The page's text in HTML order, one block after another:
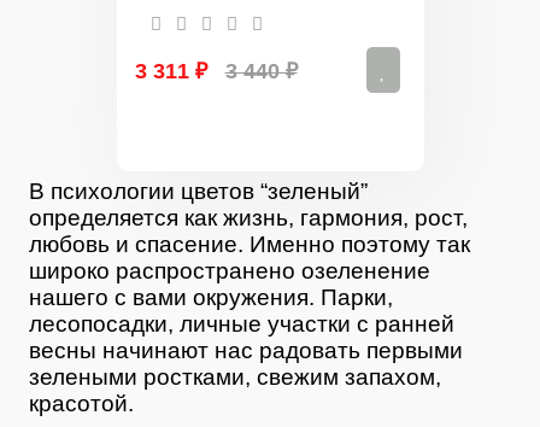
3 311 ₽ 3 440 ₽
В психологии цветов “зеленый”
определяется как жизнь, гармония, рост,
любовь и спасение. Именно поэтому так
широко распространено озеленение
нашего с вами окружения. Парки,
лесопосадки, личные участки с ранней
весны начинают нас радовать первыми
зелеными ростками, свежим запахом,
красотой.